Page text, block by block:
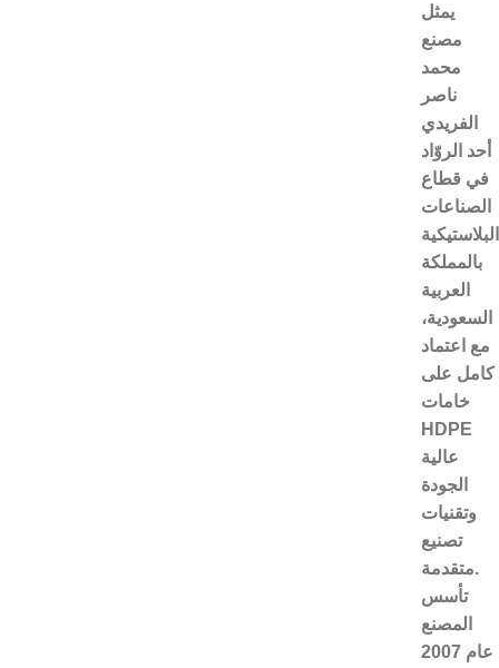
يمثل
مصنع
محمد
ناصر
الفريدي
أحد الروّاد
في قطاع
الصناعات
البلاستيكية
بالمملكة
العربية
السعودية،
مع اعتماد
كامل على
خامات
HDPE
عالية
الجودة
وتقنيات
تصنيع
متقدمة.
تأسس
المصنع
عام 2007